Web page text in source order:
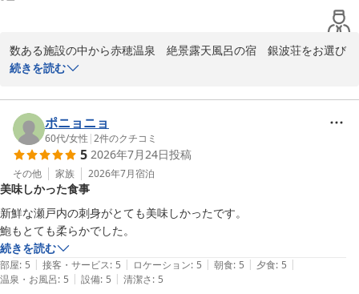
数ある施設の中から赤穂温泉　絶景露天風呂の宿　銀波荘をお選び
いただき、誠にありがとうございます。
当館の温泉から眺める景色や、お食事をお気に召していただけたよ
うで何よりです。
特に新鮮なお刺身にご満足いただけたとのこと、調理場スタッフに
とっても大きな励みとなります。
夏ならではの波のきらめきとともに、ゆっくりとお過ごしいただけ
たのであれば幸いです。
また季節を変えて、当館の景色を楽しみにいらしてください。
またのお越しを心よりお待ちしております。
赤穂温泉 絶景露天風呂の宿 銀波荘
続きを読む
ポニョニョ
60代/女性 |2件のクチコミ
5 2026年7月24日投稿
その他 家族 2026年7月宿泊
美味しかった食事
新鮮な瀬戸内の刺身がとても美味しかったです。
鮑もとても柔らかでした。
続きを読む
部屋: 5 | 接客・サービス: 5 | ロケーション: 5 | 朝食: 5 | 夕食: 5 |
温泉・お風呂: 5 | 設備: 5 | 清潔さ: 5